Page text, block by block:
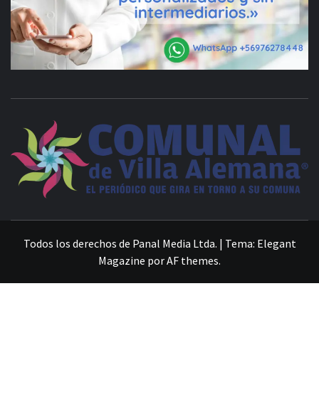
Todos los derechos de Panal Media Ltda. | Tema: Elegant
Magazine porAF themes.